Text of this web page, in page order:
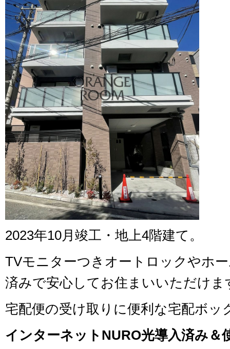
2023年10月竣工・地上4階建て。
TVモニターつきオートロックやホ
済みで安心してお住まいいただけま
宅配便の受け取りに便利な宅配ボッ
インターネットNURO光導入済み＆